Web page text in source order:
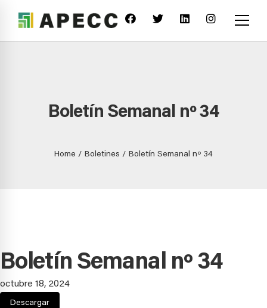
Boletín Semanal nº 34
Home Boletines Boletín Semanal nº 34
Boletín Semanal nº 34
octubre 18, 2024
Descargar